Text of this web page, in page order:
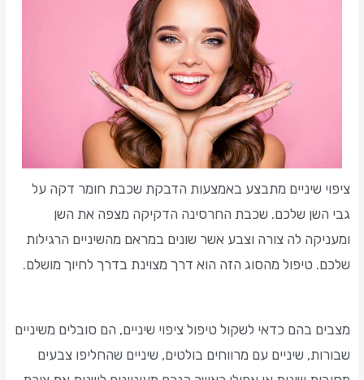
ציפוי שיניים מתבצע באמצעות הדבקת שכבת חומר דקה על
גבי השן שלכם. שכבת החרסינה הדקיקה מצפה את השן
ומעניקה לה צורה וצבע אשר שונים במראם מהשיניים הרגילות
שלכם. טיפול מהסוג הזה הוא דרך מצוינת בדרך לחיוך מושלם.
מצבים בהם כדאי לשקול טיפול ציפוי שיניים, הם סובלים משיניים
שבורות, שיניים עם מרווחים בולטים, שיניים שהחליפו צבעים